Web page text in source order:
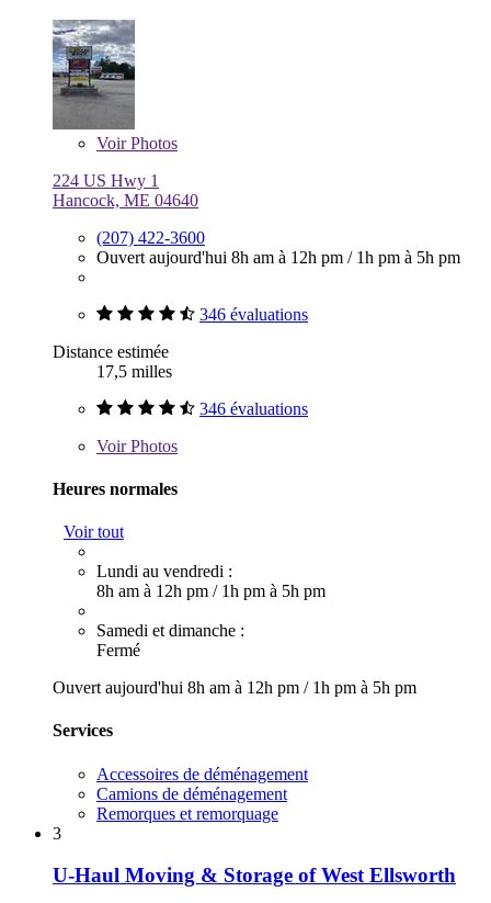
VoirPhotos
224 US Hwy 1
Hancock, ME 04640
(207) 422-3600
Ouvert aujourd'hui 8h am à 12h pm / 1h pm à 5h pm
346 évaluations
Distance estimée
17,5 milles
346 évaluations
VoirPhotos
Heures normales
Voir tout
Lundi au vendredi :
8h am à 12h pm / 1h pm à 5h pm
Samedi et dimanche :
Fermé
Ouvert aujourd'hui 8h am à 12h pm / 1h pm à 5h pm
Services
Accessoires de déménagement
Camions de déménagement
Remorques et remorquage
3
U-Haul Moving & Storage of West Ellsworth